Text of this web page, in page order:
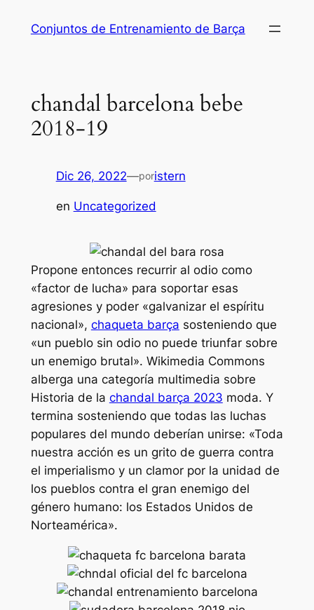
Conjuntos de Entrenamiento de Barça
chandal barcelona bebe
2018-19
Dic 26, 2022—poristern
en Uncategorized
Propone entonces recurrir al odio como
«factor de lucha» para soportar esas
agresiones y poder «galvanizar el espíritu
nacional», chaqueta barça sosteniendo que
«un pueblo sin odio no puede triunfar sobre
un enemigo brutal». Wikimedia Commons
alberga una categoría multimedia sobre
Historia de la chandal barça 2023 moda. Y
termina sosteniendo que todas las luchas
populares del mundo deberían unirse: «Toda
nuestra acción es un grito de guerra contra
el imperialismo y un clamor por la unidad de
los pueblos contra el gran enemigo del
género humano: los Estados Unidos de
Norteamérica».